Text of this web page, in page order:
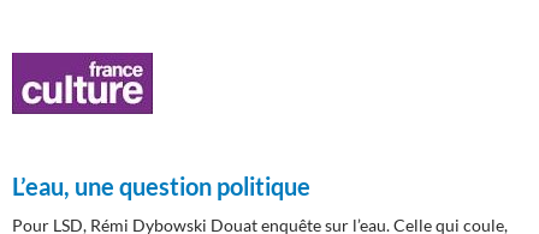
L’eau, une question politique
Pour LSD, Rémi Dybowski Douat enquête sur l’eau. Celle qui coule,